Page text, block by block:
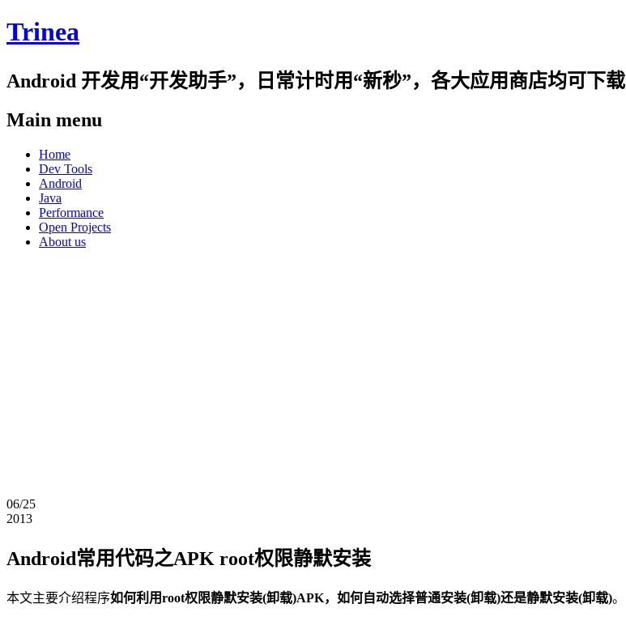
Trinea
Android 开发用“开发助手”，日常计时用“新秒”，各大应用商店均可下载
Main menu
Skip
content
Home
Dev Tools
Android
Java
Performance
Open Projects
About us
06/25
2013
Android常用代码之APK root权限静默安装
本文主要介绍程序如何利用root权限静默安装(卸载)APK，如何自动选择普通安装(卸载)还是静默安装(卸载)。